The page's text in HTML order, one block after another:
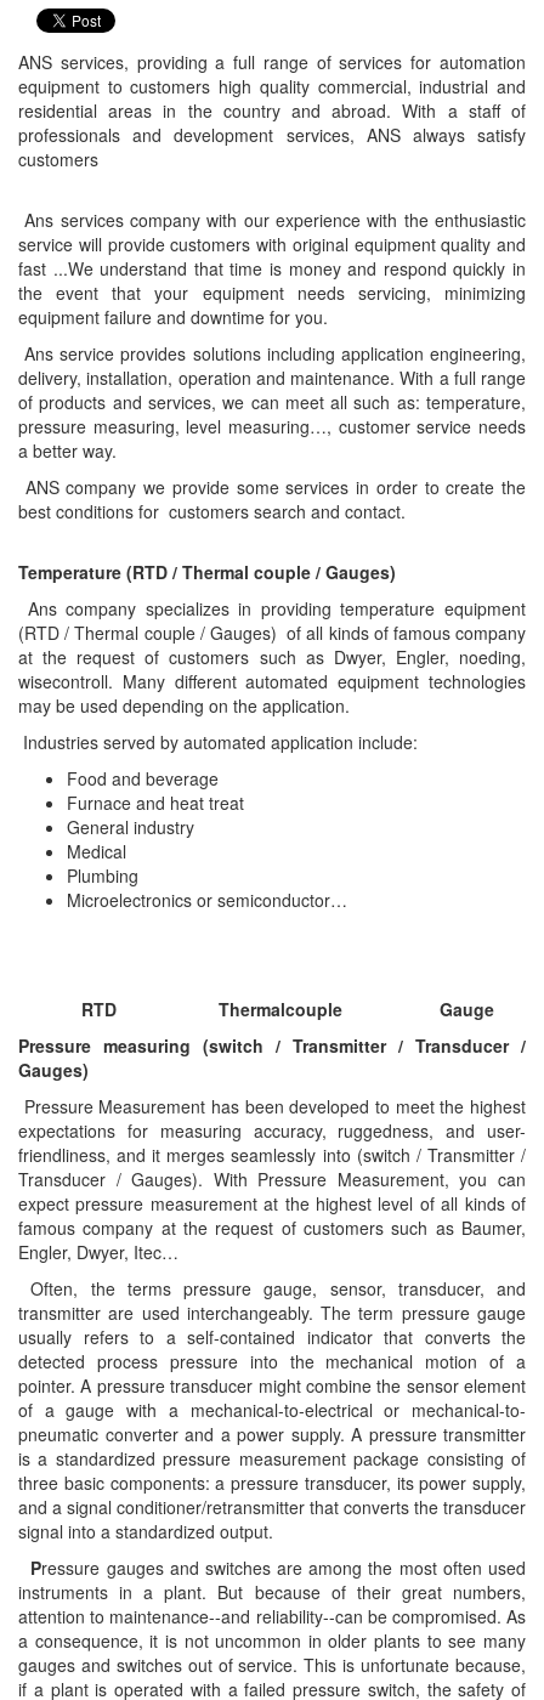
Crutec Dust Zero Vietnam
CRYSOUND
CS&P Technologies
CSC
cs-instruments
CTC
Cygnus
Cypet Vietnam
Daehan Sensor
Daito Kogyo
Dandong Huayu
Danfoss
Datexel
Debron VietNam
DEIF
Delmhorst VietNam
DELTA
Delta sensor
Delta-mobrey
DEMA Engineering/ Foam- IT
DESAX
Dias Infrared
DINA Elektronik
Dinel
Di-Soric
Di-Soric
Dixon Valve
Doctor Led Vietnam
DOLD - Autho ANS
Dold Vietnam
Dongdo Tech
Donghwa Valve
Dongkun
Dosing Pump
Driesen Kern
Dropsa Vietnam
Druck
ANS services, providing a full range of services for automation
equipment to customers high quality commercial, industrial and
residential areas in the country and abroad. With a staff of
professionals and development services, ANS always satisfy
customers
Ans services company with our experience with the enthusiastic
service will provide customers with original equipment quality and
fast ...We understand that time is money and respond quickly in
the event that your equipment needs servicing, minimizing
equipment failure and downtime for you.
Ans service provides solutions including application engineering,
delivery, installation, operation and maintenance. With a full range
of products and services, we can meet all such as: temperature,
pressure measuring, level measuring…, customer service needs
a better way.
ANS company we provide some services in order to create the
best conditions for customers search and contact.
Temperature (RTD / Thermal couple / Gauges)
Ans company specializes in providing temperature equipment
(RTD / Thermal couple / Gauges) of all kinds of famous company
at the request of customers such as Dwyer, Engler, noeding,
wisecontroll. Many different automated equipment technologies
may be used depending on the application.
Industries served by automated application include:
Food and beverage
Furnace and heat treat
General industry
Medical
Plumbing
Microelectronics or semiconductor…
RTD Thermalcouple Gauge
Pressure measuring (switch / Transmitter / Transducer /
Gauges)
Pressure Measurement has been developed to meet the highest
expectations for measuring accuracy, ruggedness, and user-
friendliness, and it merges seamlessly into (switch / Transmitter /
Transducer / Gauges). With Pressure Measurement, you can
expect pressure measurement at the highest level of all kinds of
famous company at the request of customers such as Baumer,
Engler, Dwyer, Itec…
Often, the terms pressure gauge, sensor, transducer, and
transmitter are used interchangeably. The term pressure gauge
usually refers to a self-contained indicator that converts the
detected process pressure into the mechanical motion of a
pointer. A pressure transducer might combine the sensor element
of a gauge with a mechanical-to-electrical or mechanical-to-
pneumatic converter and a power supply. A pressure transmitter
is a standardized pressure measurement package consisting of
three basic components: a pressure transducer, its power supply,
and a signal conditioner/retransmitter that converts the transducer
signal into a standardized output.
Pressure gauges and switches are among the most often used
instruments in a plant. But because of their great numbers,
attention to maintenance--and reliability--can be compromised. As
a consequence, it is not uncommon in older plants to see many
gauges and switches out of service. This is unfortunate because,
if a plant is operated with a failed pressure switch, the safety of